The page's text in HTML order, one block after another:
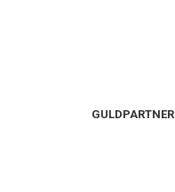
GULDPARTNER